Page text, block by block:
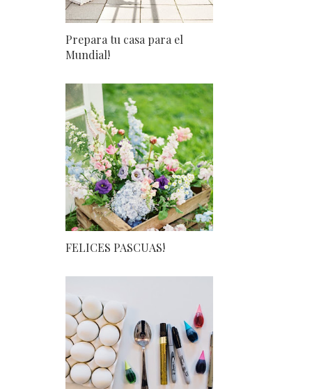
Prepara tu casa para el
Mundial!
FELICES PASCUAS!